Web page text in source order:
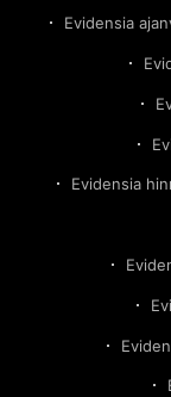
Evidensia
Evidensia